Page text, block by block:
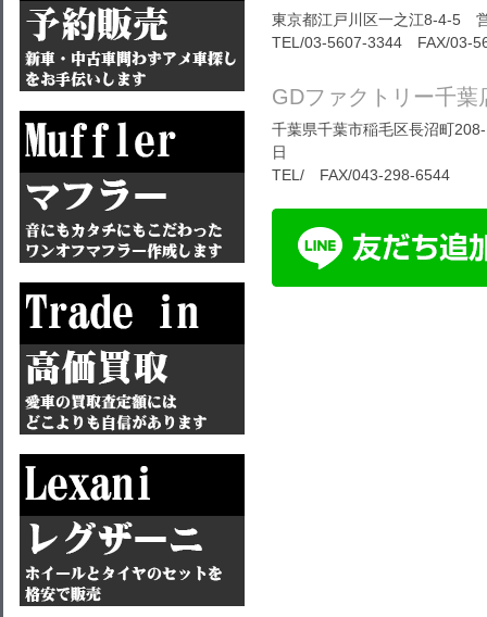
東京都江戸川区一之江8-4-5
TEL/03-5607-3344 FAX/03-
GDファクトリー千葉
千葉県千葉市稲毛区長沼町
日
TEL/ FAX/043-298-6544